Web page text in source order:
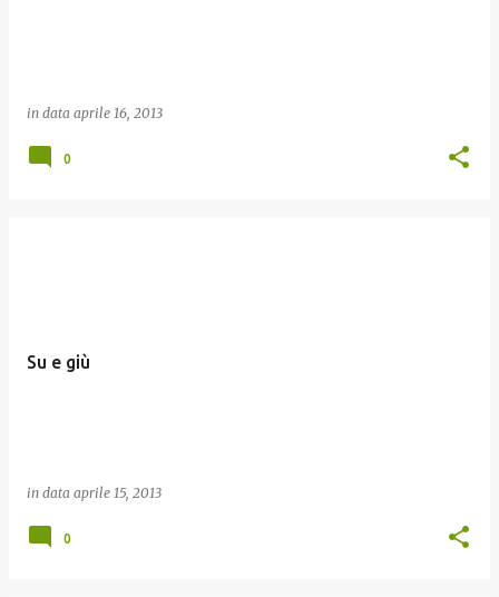
in data aprile 16, 2013
0
Su e giù
in data aprile 15, 2013
0